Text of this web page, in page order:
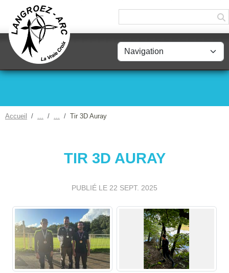
Accueil Tir 3D Auray
TIR 3D AURAY
PUBLIÉ LE 22 SEPT. 2025
Panneau de gestion des cookies